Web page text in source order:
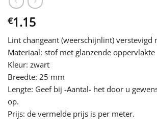
€1.15
Lint changeant (weerschijnlint) verstevigd
Materiaal: stof met glanzende oppervlakte
Kleur: zwart
Breedte: 25 mm
Lengte: Geef bij -Aantal- het door u
op.
Prijs: de vermelde prijs is per meter.